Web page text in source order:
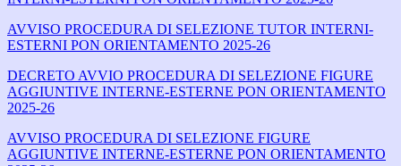
AVVISO PROCEDURA DI SELEZIONE TUTOR INTERNI-
ESTERNI PON ORIENTAMENTO 2025-26
DECRETO AVVIO PROCEDURA DI SELEZIONE FIGURE
AGGIUNTIVE INTERNE-ESTERNE PON ORIENTAMENTO
2025-26
AVVISO PROCEDURA DI SELEZIONE FIGURE
AGGIUNTIVE INTERNE-ESTERNE PON ORIENTAMENTO